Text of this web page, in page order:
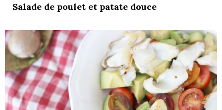
Salade de poulet et patate douce